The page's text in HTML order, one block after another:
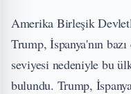
Amerika Birleşik
Trump, İspanya'nın
seviyesi nedeniyle bu
bulundu. Trump,